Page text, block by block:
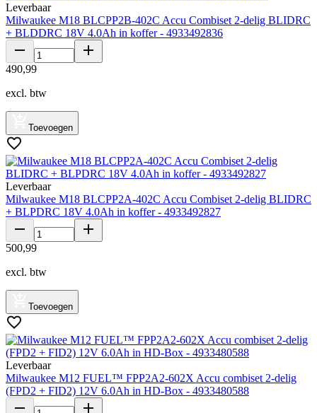
Leverbaar
Milwaukee M18 BLCPP2B-402C Accu Combiset 2-delig BLIDRC
+ BLDDRC 18V 4.0Ah in koffer - 4933492836
490,99
excl. btw
Toevoegen
Leverbaar
Milwaukee M18 BLCPP2A-402C Accu Combiset 2-delig BLIDRC
+ BLPDRC 18V 4.0Ah in koffer - 4933492827
500,99
excl. btw
Toevoegen
Leverbaar
Milwaukee M12 FUEL™ FPP2A2-602X Accu combiset 2-delig
(FPD2 + FID2) 12V 6.0Ah in HD-Box - 4933480588